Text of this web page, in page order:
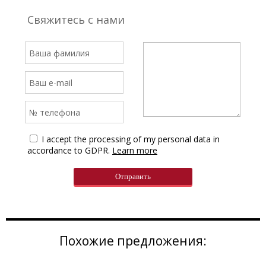
Похожие предложения:
Свяжитесь с нами
I accept the processing of my personal data in
accordance to GDPR. Learn more